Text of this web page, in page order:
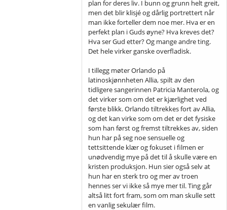
plan for deres liv. I bunn og grunn helt greit,
men det blir klisjé og dårlig portrettert når
man ikke forteller dem noe mer. Hva er en
perfekt plan i Guds øyne? Hva kreves det?
Hva ser Gud etter? Og mange andre ting.
Det hele virker ganske overfladisk.
I tillegg møter Orlando på
latinoskjønnheten Allia, spilt av den
tidligere sangerinnen Patricia Manterola, og
det virker som om det er kjærlighet ved
første blikk. Orlando tiltrekkes fort av Allia,
og det kan virke som om det er det fysiske
som han først og fremst tiltrekkes av, siden
hun har på seg noe sensuelle og
tettsittende klær og fokuset i filmen er
unødvendig mye på det til å skulle være en
kristen produksjon. Hun sier også selv at
hun har en sterk tro og mer av troen
hennes ser vi ikke så mye mer til. Ting går
altså litt fort fram, som om man skulle sett
en vanlig sekulær film.